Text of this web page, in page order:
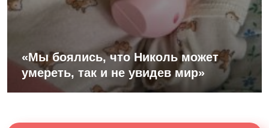
«Мы боялись, что Николь может
умереть, так и не увидев мир»